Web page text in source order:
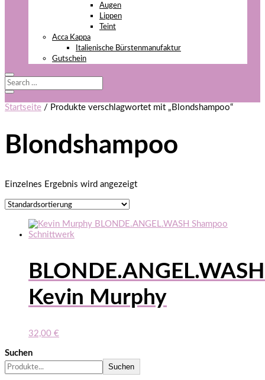
Augen
Lippen
Teint
Acca Kappa
Italienische Bürstenmanufaktur
Gutschein
Startseite / Produkte verschlagwortet mit „Blondshampoo“
Blondshampoo
Einzelnes Ergebnis wird angezeigt
BLONDE.ANGEL.WASH
Kevin Murphy
32,00 €
Suchen
Suchen